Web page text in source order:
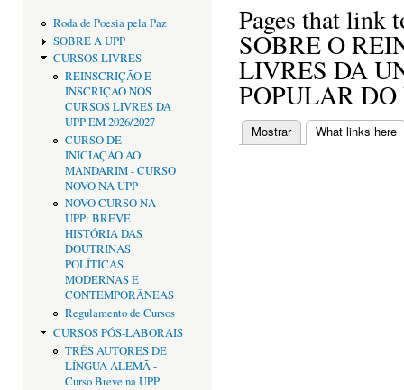
Roda de Poesia pela Paz
SOBRE A UPP
CURSOS LIVRES
REINSCRIÇÃO E
INSCRIÇÃO NOS
CURSOS LIVRES DA
UPP EM 2026/2027
CURSO DE
INICIAÇÃO AO
MANDARIM - CURSO
NOVO NA UPP
NOVO CURSO NA
UPP: BREVE
HISTÓRIA DAS
DOUTRINAS
POLÍTICAS
MODERNAS E
CONTEMPORÂNEAS
Regulamento de Cursos
CURSOS PÓS-LABORAIS
TRÊS AUTORES DE
LÍNGUA ALEMÃ -
Curso Breve na UPP
Pages that link
SOBRE O
LIVRES DA
POPULAR DO
Separadores
Mostrar What links here